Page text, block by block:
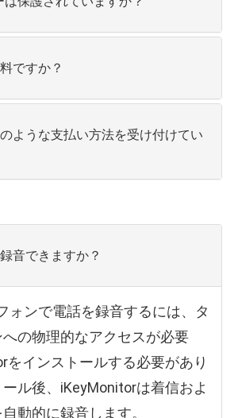
ですか？
ような支払い方法を受け付けてい
音できますか？
ォンで電話を録音するには、タ
の物理的なアクセスが必要
をインストールする必要があり
ル後、iKeyMonitorは着信およ
動的に録音します。